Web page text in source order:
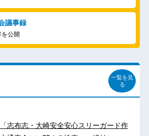
議事録
公開
一覧を見
る
志布志・大崎安全安心スリーガード作